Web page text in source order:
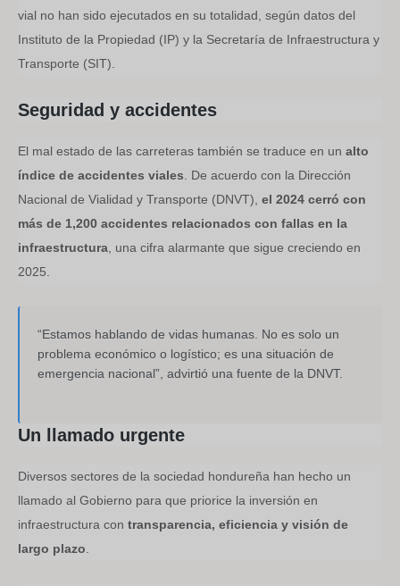
vial no han sido ejecutados en su totalidad, según datos del
Instituto de la Propiedad (IP) y la Secretaría de Infraestructura y
Transporte (SIT).
Seguridad y accidentes
El mal estado de las carreteras también se traduce en un alto
índice de accidentes viales . De acuerdo con la Dirección
Nacional de Vialidad y Transporte (DNVT), el 2024 cerró con
más de 1,200 accidentes relacionados con fallas en la
infraestructura , una cifra alarmante que sigue creciendo en
2025.
“Estamos hablando de vidas humanas. No es solo un
problema económico o logístico; es una situación de
emergencia nacional”, advirtió una fuente de la DNVT.
Un llamado urgente
Diversos sectores de la sociedad hondureña han hecho un
llamado al Gobierno para que priorice la inversión en
infraestructura con transparencia, eficiencia y visión de
largo plazo